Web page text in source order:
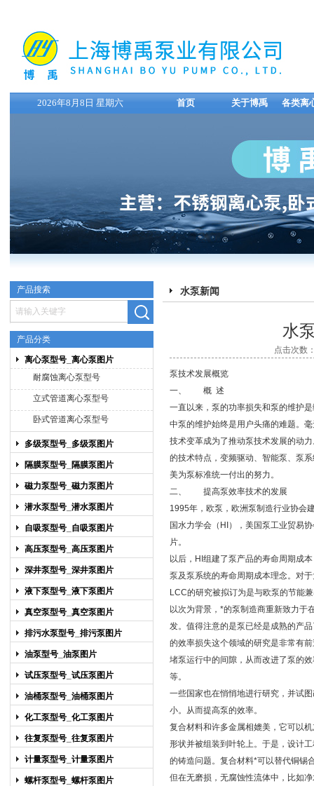
上海博禹泵业有限公司
2026年8月8日 星期六 首页 关于博禹 各类离
产品搜索
产品分类
离心泵型号_离心泵图片
耐腐蚀离心泵型号
立式管道离心泵型号
卧式管道离心泵型号
多级泵型号_多级泵图片
隔膜泵型号_隔膜泵图片
磁力泵型号_磁力泵图片
潜水泵型号_潜水泵图片
自吸泵型号_自吸泵图片
高压泵型号_高压泵图片
深井泵型号_深井泵图片
液下泵型号_液下泵图片
真空泵型号_真空泵图片
排污水泵型号_排污泵图片
油泵型号_油泵图片
试压泵型号_试压泵图片
油桶泵型号_油桶泵图片
化工泵型号_化工泵图片
往复泵型号_往复泵图片
计量泵型号_计量泵图片
螺杆泵型号_螺杆泵图片
水泵新闻
水
点击次数
泵技术发展概览
一、 概 述
一直以来，泵的功率损失和泵的维护
中泵的维护始终是用户头痛的难题。
技术变革成为了推动泵技术发展的动
的技术特点，变频驱动、智能泵、泵
美为泵标准统一付出的努力。
二、 提高泵效率技术的发展
1995年，欧泵，欧洲泵制造行业协会
国水力学会（HI），美国泵工业贸易
片。
以后，HI组建了泵产品的寿命周期成
泵及泵系统的寿命周期成本理念。对
LCC的研究被拟订为是与欧泵的节能
以次为背景，*的泵制造商重新致力于
发。值得注意的是泵已经是成熟的产
的效率损失这个领域的研究是非常有
堵泵运行中的间隙，从而改进了泵的
等。
一些国家也在悄悄地进行研究，并试
小。从而提高泵的效率。
复合材料和许多金属相媲美，它可以
形状并被组装到叶轮上。于是，设计
的铸造问题。复合材料*可以替代铜锡
但在无磨损，无腐蚀性流体中，比如